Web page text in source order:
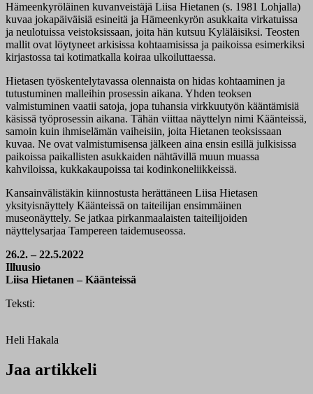
Hämeenkyröläinen kuvanveistäjä Liisa Hietanen (s. 1981 Lohjalla)
kuvaa jokapäiväisiä esineitä ja Hämeenkyrön asukkaita virkatuissa
ja neulotuissa veistoksissaan, joita hän kutsuu Kyläläisiksi. Teosten
mallit ovat löytyneet arkisissa kohtaamisissa ja paikoissa esimerkiksi
kirjastossa tai kotimatkalla koiraa ulkoiluttaessa.
Hietasen työskentelytavassa olennaista on hidas kohtaaminen ja
tutustuminen malleihin prosessin aikana. Yhden teoksen
valmistuminen vaatii satoja, jopa tuhansia virkkuutyön kääntämisiä
käsissä työprosessin aikana. Tähän viittaa näyttelyn nimi Käänteissä,
samoin kuin ihmiselämän vaiheisiin, joita Hietanen teoksissaan
kuvaa. Ne ovat valmistumisensa jälkeen aina ensin esillä julkisissa
paikoissa paikallisten asukkaiden nähtävillä muun muassa
kahviloissa, kukkakaupoissa tai kodinkoneliikkeissä.
Kansainvälistäkin kiinnostusta herättäneen Liisa Hietasen
yksityisnäyttely Käänteissä on taiteilijan ensimmäinen
museonäyttely. Se jatkaa pirkanmaalaisten taiteilijoiden
näyttelysarjaa Tampereen taidemuseossa.
26.2. – 22.5.2022
Illuusio
Liisa Hietanen – Käänteissä
Teksti:
Heli Hakala
Jaa artikkeli